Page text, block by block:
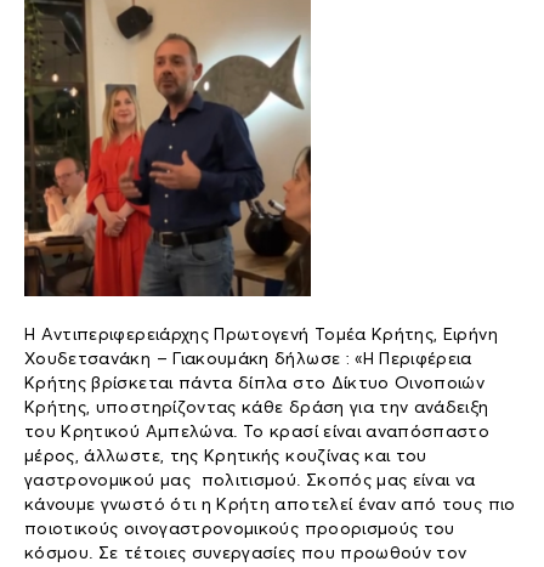
Η Αντιπεριφερειάρχης Πρωτογενή Τομέα Κρήτης, Ειρήνη
Χουδετσανάκη – Γιακουμάκη δήλωσε : «Η Περιφέρεια
Κρήτης βρίσκεται πάντα δίπλα στο Δίκτυο Οινοποιών
Κρήτης, υποστηρίζοντας κάθε δράση για την ανάδειξη
του Κρητικού Αμπελώνα. Το κρασί είναι αναπόσπαστο
μέρος, άλλωστε, της Κρητικής κουζίνας και του
γαστρονομικού μας πολιτισμού. Σκοπός μας είναι να
κάνουμε γνωστό ότι η Κρήτη αποτελεί έναν από τους πιο
ποιοτικούς οινογαστρονομικούς προορισμούς του
κόσμου. Σε τέτοιες συνεργασίες που προωθούν τον